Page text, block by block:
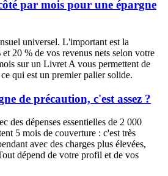
par mois pour une épargne
universel. L'important est la
20 % de vos revenus nets selon votre
sur un Livret A vous permettent de
qui est un premier palier solide.
de précaution, c'est assez ?
des dépenses essentielles de 2 000
5 mois de couverture : c'est très
avec des charges plus élevées,
dépend de votre profil et de vos